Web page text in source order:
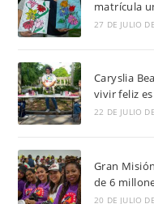
matrícula
27 DE JULIO
Caryslia
vivir feliz
22 DE JULIO
Gran
de 6
20 DE JULIO